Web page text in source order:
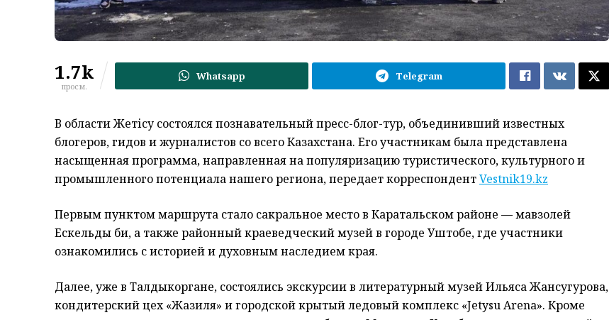
1.7k
просм.
Whatsapp Telegram
В области Жетісу состоялся познавательный пресс-блог-тур, объединивший известных
блогеров, гидов и журналистов со всего Казахстана. Его участникам была представлена
насыщенная программа, направленная на популяризацию туристического, культурного и
промышленного потенциала нашего региона, передает корреспондентVestnik19.kz
Первым пунктом маршрута стало сакральное место в Каратальском районе — мавзолей
Ескельды би, а также районный краеведческий музей в городе Уштобе, где участники
ознакомились с историей и духовным наследием края.
Далее, уже в Талдыкоргане, состоялись экскурсии в литературный музей Ильяса Жансугурова,
кондитерский цех «Жазиля» и городской крытый ледовый комплекс «Jetysu Arena». Кроме